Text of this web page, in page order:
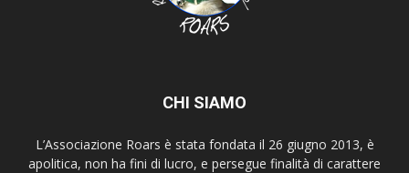
CHI SIAMO
L’Associazione Roars è stata fondata il 26 giugno 2013, è
apolitica, non ha fini di lucro, e persegue finalità di carattere